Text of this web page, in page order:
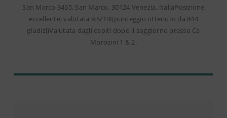
San Marco 3465, San Marco, 30124 Venezia, ItaliaPosizione
eccellente, valutata 9.5/10!(punteggio ottenuto da 844
giudizi)Valutata dagli ospiti dopo il soggiorno presso Ca
Morosini 1 & 2.